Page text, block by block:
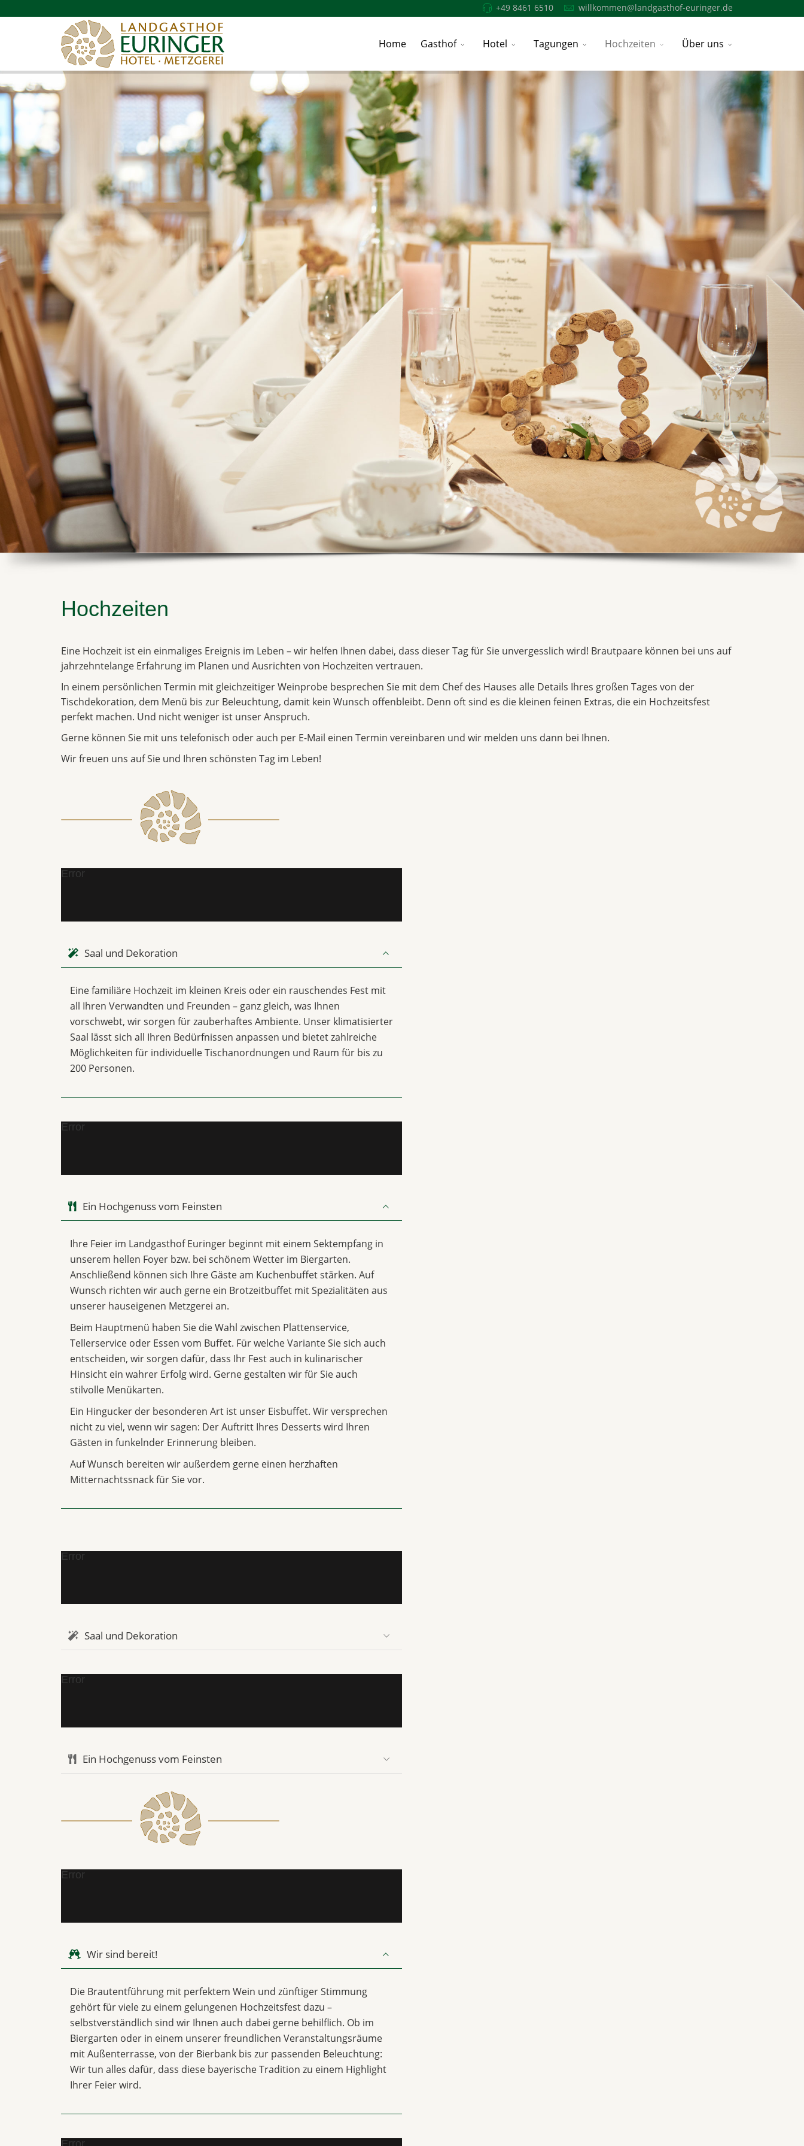
+49 8461 6510 willkommen@landgasthof-euringer.de
Home Gasthof Hotel Tagungen Hochzeiten Über uns
Hochzeiten
Eine Hochzeit ist ein einmaliges Ereignis im Leben – wir helfen Ihnen dabei, dass dieser Tag für Sie unvergesslich wird! Brautpaare können bei uns auf
jahrzehntelange Erfahrung im Planen und Ausrichten von Hochzeiten vertrauen.
In einem persönlichen Termin mit gleichzeitiger Weinprobe besprechen Sie mit dem Chef des Hauses alle Details Ihres großen Tages von der
Tischdekoration, dem Menü bis zur Beleuchtung, damit kein Wunsch offenbleibt. Denn oft sind es die kleinen feinen Extras, die ein Hochzeitsfest
perfekt machen. Und nicht weniger ist unser Anspruch.
Gerne können Sie mit uns telefonisch oder auch per E-Mail einen Termin vereinbaren und wir melden uns dann bei Ihnen.
Wir freuen uns auf Sie und Ihren schönsten Tag im Leben!
Error
Saal und Dekoration
Eine familiäre Hochzeit im kleinen Kreis oder ein rauschendes Fest mit
all Ihren Verwandten und Freunden – ganz gleich, was Ihnen
vorschwebt, wir sorgen für zauberhaftes Ambiente. Unser klimatisierter
Saal lässt sich all Ihren Bedürfnissen anpassen und bietet zahlreiche
Möglichkeiten für individuelle Tischanordnungen und Raum für bis zu
200 Personen.
Error
Ein Hochgenuss vom Feinsten
Ihre Feier im Landgasthof Euringer beginnt mit einem Sektempfang in
unserem hellen Foyer bzw. bei schönem Wetter im Biergarten.
Anschließend können sich Ihre Gäste am Kuchenbuffet stärken. Auf
Wunsch richten wir auch gerne ein Brotzeitbuffet mit Spezialitäten aus
unserer hauseigenen Metzgerei an.
Beim Hauptmenü haben Sie die Wahl zwischen Plattenservice,
Tellerservice oder Essen vom Buffet. Für welche Variante Sie sich auch
entscheiden, wir sorgen dafür, dass Ihr Fest auch in kulinarischer
Hinsicht ein wahrer Erfolg wird. Gerne gestalten wir für Sie auch
stilvolle Menükarten.
Ein Hingucker der besonderen Art ist unser Eisbuffet. Wir versprechen
nicht zu viel, wenn wir sagen: Der Auftritt Ihres Desserts wird Ihren
Gästen in funkelnder Erinnerung bleiben.
Auf Wunsch bereiten wir außerdem gerne einen herzhaften
Mitternachtssnack für Sie vor.
Error
Saal und Dekoration
Error
Ein Hochgenuss vom Feinsten
Error
Wir sind bereit!
Die Brautentführung mit perfektem Wein und zünftiger Stimmung
gehört für viele zu einem gelungenen Hochzeitsfest dazu –
selbstverständlich sind wir Ihnen auch dabei gerne behilflich. Ob im
Biergarten oder in einem unserer freundlichen Veranstaltungsräume
mit Außenterrasse, von der Bierbank bis zur passenden Beleuchtung:
Wir tun alles dafür, dass diese bayerische Tradition zu einem Highlight
Ihrer Feier wird.
Error